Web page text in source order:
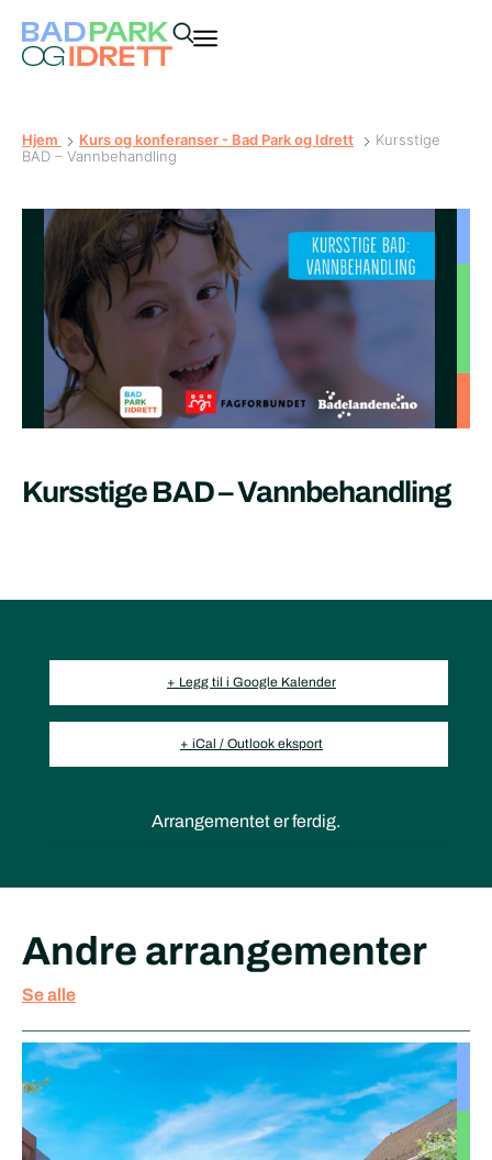
Hjem Kurs og konferanser - Bad Park og Idrett
Kursstige
BAD – Vannbehandling
Kursstige BAD – Vannbehandling
+ Legg til i Google Kalender
+ iCal / Outlook eksport
Arrangementet er ferdig.
Andre arrangementer
Se alle